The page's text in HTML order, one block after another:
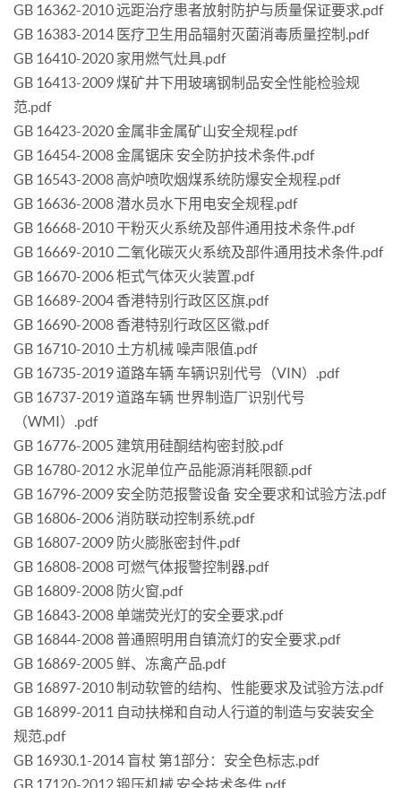
GB 16362-2010 远距治疗患者放射防护与质量保证要求.pdf
GB 16383-2014 医疗卫生用品辐射灭菌消毒质量控制.pdf
GB 16410-2020 家用燃气灶具.pdf
GB 16413-2009 煤矿井下用玻璃钢制品安全性能检验规
范.pdf
GB 16423-2020 金属非金属矿山安全规程.pdf
GB 16454-2008 金属锯床 安全防护技术条件.pdf
GB 16543-2008 高炉喷吹烟煤系统防爆安全规程.pdf
GB 16636-2008 潜水员水下用电安全规程.pdf
GB 16668-2010 干粉灭火系统及部件通用技术条件.pdf
GB 16669-2010 二氧化碳灭火系统及部件通用技术条件.pdf
GB 16670-2006 柜式气体灭火装置.pdf
GB 16689-2004 香港特别行政区区旗.pdf
GB 16690-2008 香港特别行政区区徽.pdf
GB 16710-2010 土方机械 噪声限值.pdf
GB 16735-2019 道路车辆 车辆识别代号（VIN）.pdf
GB 16737-2019 道路车辆 世界制造厂识别代号
（WMI）.pdf
GB 16776-2005 建筑用硅酮结构密封胶.pdf
GB 16780-2012 水泥单位产品能源消耗限额.pdf
GB 16796-2009 安全防范报警设备 安全要求和试验方法.pdf
GB 16806-2006 消防联动控制系统.pdf
GB 16807-2009 防火膨胀密封件.pdf
GB 16808-2008 可燃气体报警控制器.pdf
GB 16809-2008 防火窗.pdf
GB 16843-2008 单端荧光灯的安全要求.pdf
GB 16844-2008 普通照明用自镇流灯的安全要求.pdf
GB 16869-2005 鲜、冻禽产品.pdf
GB 16897-2010 制动软管的结构、性能要求及试验方法.pdf
GB 16899-2011 自动扶梯和自动人行道的制造与安装安全
规范.pdf
GB 16930.1-2014 盲杖 第1部分：安全色标志.pdf
GB 17120-2012 锻压机械 安全技术条件.pdf